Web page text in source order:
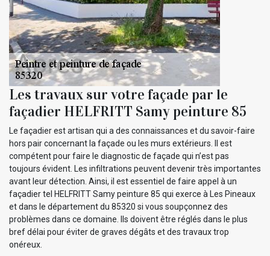
Les travaux sur votre façade par le
façadier HELFRITT Samy peinture 85
Le façadier est artisan qui a des connaissances et du savoir-faire
hors pair concernant la façade ou les murs extérieurs. Il est
compétent pour faire le diagnostic de façade qui n’est pas
toujours évident. Les infiltrations peuvent devenir très importantes
avant leur détection. Ainsi, il est essentiel de faire appel à un
façadier tel HELFRITT Samy peinture 85 qui exerce à Les Pineaux
et dans le département du 85320 si vous soupçonnez des
problèmes dans ce domaine. Ils doivent être réglés dans le plus
bref délai pour éviter de graves dégâts et des travaux trop
onéreux.